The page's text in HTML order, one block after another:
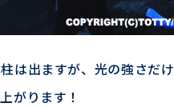
は出ますが、光の強さだ
がります！